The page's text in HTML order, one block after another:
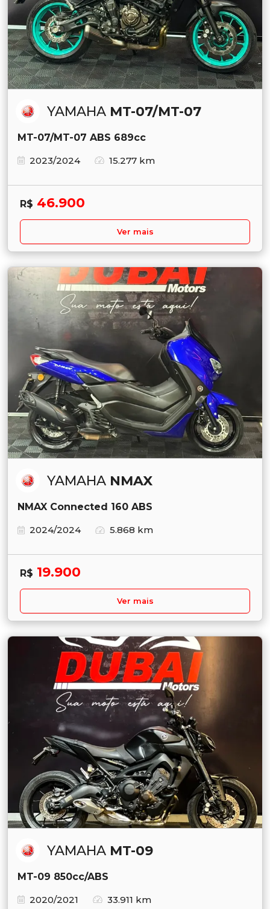
YAMAHA MT-07/MT-07
MT-07/MT-07 ABS 689cc
2023/2024
15.277 km
R$ 46.900
Ver mais
YAMAHA NMAX
NMAX Connected 160 ABS
2024/2024
5.868 km
R$ 19.900
Ver mais
YAMAHA MT-09
MT-09 850cc/ABS
2020/2021
33.911 km